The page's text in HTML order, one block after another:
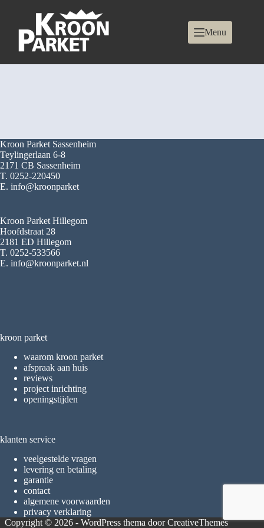
Menu
Kroon Parket Sassenheim
Teylingerlaan 6-8
2171 CB Sassenheim
T. 0252-220450
E. info@kroonparket
Kroon Parket Hillegom
Hoofdstraat 28
2181 ED Hillegom
T. 0252-533566
E. info@kroonparket.nl
kroon parket
waarom kroon parket
afspraak aan huis
reviews
project inrichting
openingstijden
klanten service
veelgestelde vragen
levering en betaling
garantie
contact
algemene voorwaarden
privacy verklaring
Copyright © 2026 - WordPress thema doorCreativeThemes